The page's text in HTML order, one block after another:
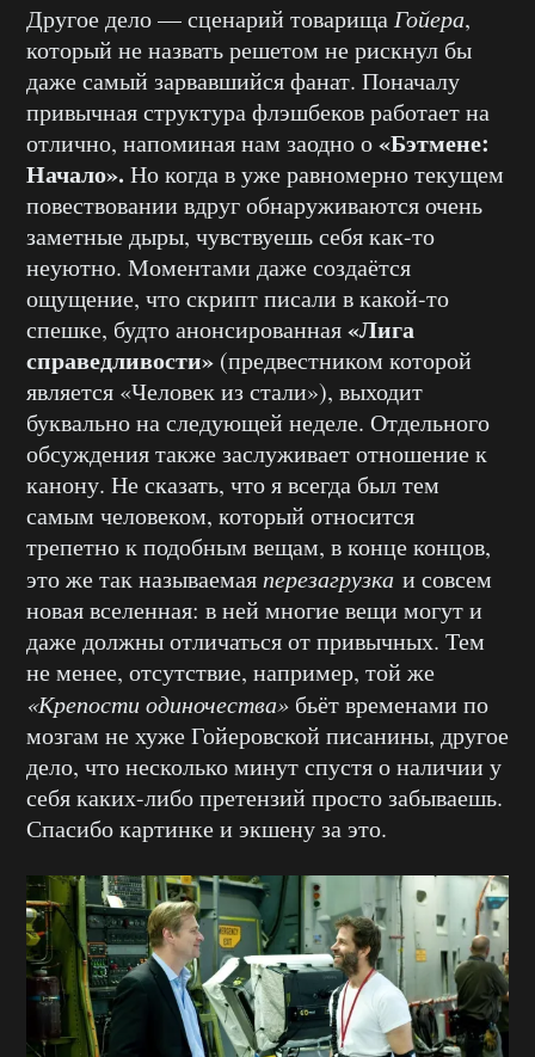
Другое дело — сценарий товарища Гойера,
который не назвать решетом не рискнул бы
даже самый зарвавшийся фанат. Поначалу
привычная структура флэшбеков работает на
отлично, напоминая нам заодно о«Бэтмене:
Начало». Но когда в уже равномерно текущем
повествовании вдруг обнаруживаются очень
заметные дыры, чувствуешь себя как-то
неуютно. Моментами даже создаётся
ощущение, что скрипт писали в какой-то
спешке, будто анонсированная«Лига
справедливости» (предвестником которой
является «Человек из стали»), выходит
буквально на следующей неделе. Отдельного
обсуждения также заслуживает отношение к
канону. Не сказать, что я всегда был тем
самым человеком, который относится
трепетно к подобным вещам, в конце концов,
это же так называемая перезагрузка и совсем
новая вселенная: в ней многие вещи могут и
даже должны отличаться от привычных. Тем
не менее, отсутствие, например, той же
«Крепости одиночества» бьёт временами по
мозгам не хуже Гойеровской писанины, другое
дело, что несколько минут спустя о наличии у
себя каких-либо претензий просто забываешь.
Спасибо картинке и экшену за это.